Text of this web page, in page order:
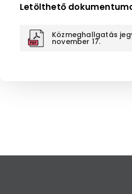
Letölthető
Közmeghallgatás
november 17.